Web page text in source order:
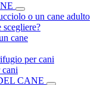
o un cane adulto
scegliere?
cane
per cani
CANE